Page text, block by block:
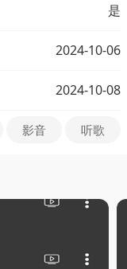
是
2024-10-06
2024-10-08
影音 听歌